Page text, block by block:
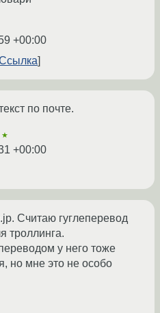
+00:00
по почте.
+00:00
Считаю гуглеперевод
троллинга.
у него тоже
но мне это не особо